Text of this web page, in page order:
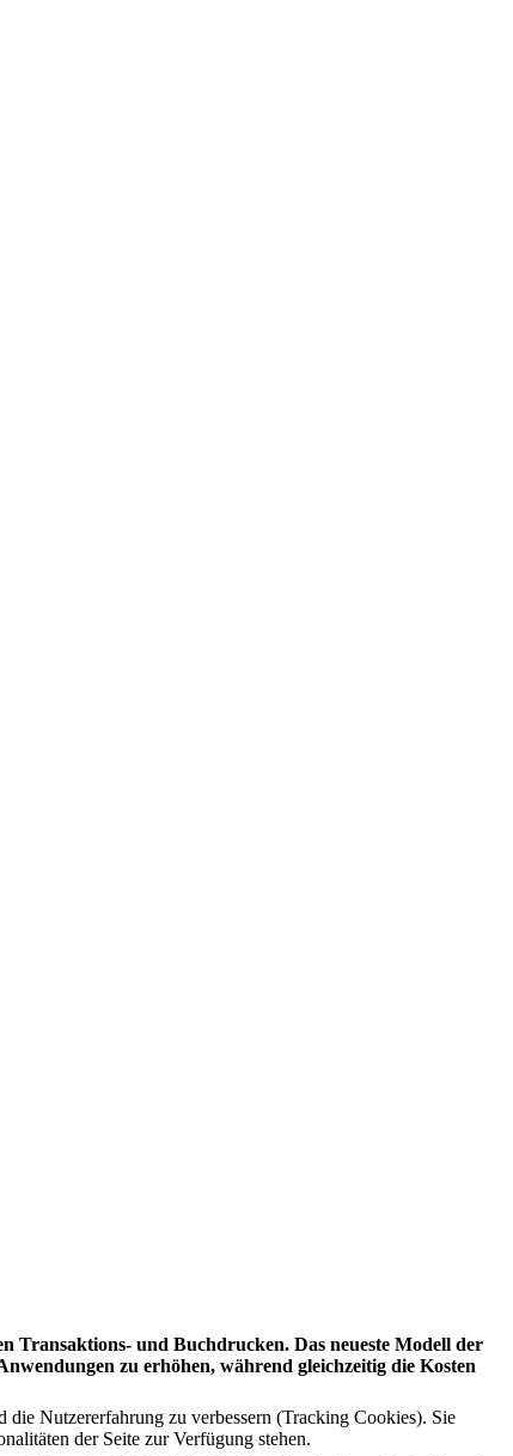
Transaktions- und Buchdrucken. Das neueste Modell der
zu erhöhen, während gleichzeitig die Kosten
die Nutzererfahrung zu verbessern (Tracking Cookies). Sie
der Seite zur Verfügung stehen.